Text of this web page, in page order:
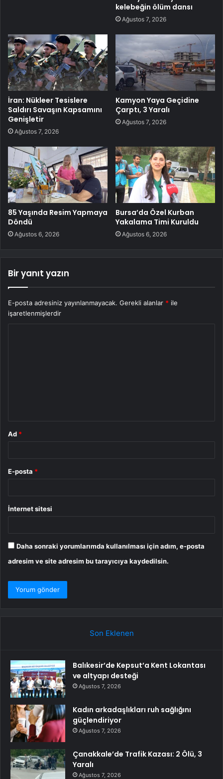
kelebeğin ölüm dansı
Ağustos 7, 2026
İran: Nükleer Tesislere
Saldırı Savaşın Kapsamını
Genişletir
Ağustos 7, 2026
Kamyon Yaya Geçidine
Çarptı, 3 Yaralı
Ağustos 7, 2026
85 Yaşında Resim Yapmaya
Döndü
Ağustos 6, 2026
Bursa’da Özel Kurban
Yakalama Timi Kuruldu
Ağustos 6, 2026
Bir yanıt yazın
E-posta adresiniz yayınlanmayacak. Gerekli alanlar * ile
işaretlenmişlerdir
Ad *
E-posta *
İnternet sitesi
Daha sonraki yorumlarımda kullanılması için adım, e-posta
adresim ve site adresim bu tarayıcıya kaydedilsin.
Son Eklenen
Balıkesir’de Kepsut’a Kent Lokantası
ve altyapı desteği
Ağustos 7, 2026
Kadın arkadaşlıkları ruh sağlığını
güçlendiriyor
Ağustos 7, 2026
Çanakkale’de Trafik Kazası: 2 Ölü, 3
Yaralı
Ağustos 7, 2026